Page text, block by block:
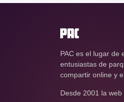
PAC es el lugar de
entusiastas de
compartir online y
Desde 2001 la web